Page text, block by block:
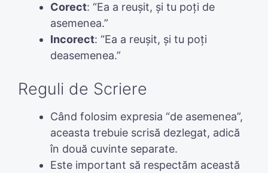
Corect: “Ea a reușit, și tu poți de
asemenea.”
Incorect: “Ea a reușit, și tu poți
deasemenea.”
Reguli de Scriere
Când folosim expresia “de asemenea”,
aceasta trebuie scrisă dezlegat, adică
în două cuvinte separate.
Este important să respectăm această